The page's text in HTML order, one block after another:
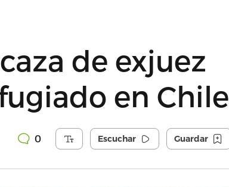
de exjuez
en Chile
0 Escuchar Guardar